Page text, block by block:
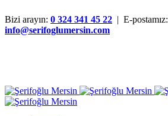
Bizi arayın: 0 324 341 45 22 | E-postamız:
info@serifoglumersin.com